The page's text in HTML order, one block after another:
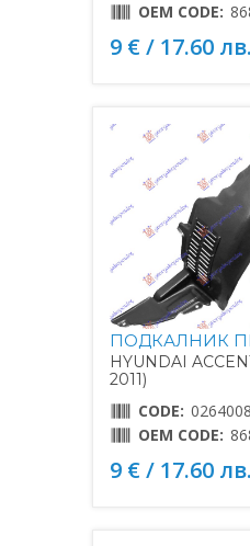
OEM CODE:
9 € / 17.60 лв.
ПОДКАЛНИК
HYUNDAI
2011)
CODE:
OEM CODE:
9 € / 17.60 лв.